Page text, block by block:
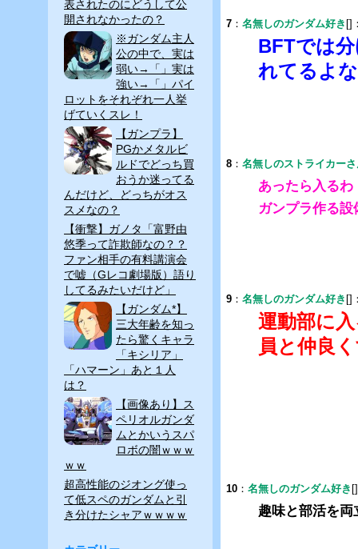
7 ： 名無しのガンダム好き []
BFTでは
れてるよ
8 ： 名無しのストライカー
あったら入るわ
ガンプラ作る
9 ： 名無しのガンダム好き []
運動部に
員と仲良
10 ： 名無しのガンダム好き
趣味と部活を
表されたのにどうして公
開されなかったの？
※ガンダム主人
公の中で、実は
弱い→「」実は
強い→「」パイ
ロットをそれぞれ一人挙
げていくスレ！
【ガンプラ】
PGかメタルビ
ルドでどっち買
おうか迷ってる
んだけど、どっちがオス
スメなの？
【衝撃】ガノタ「富野由
悠季って詐欺師なの？？
ファン相手の有料講演会
で嘘（Gレコ劇場版）語り
してるみたいだけど」
【ガンダム*】
三大年齢を知っ
たら驚くキャラ
「キシリア」
「ハマーン」あと１人
は？
【画像あり】ス
ペリオルガンダ
ムとかいうスパ
ロボの闇ｗｗｗ
ｗｗ
超高性能のジオング使っ
て低スペのガンダムと引
き分けたシャアｗｗｗｗ